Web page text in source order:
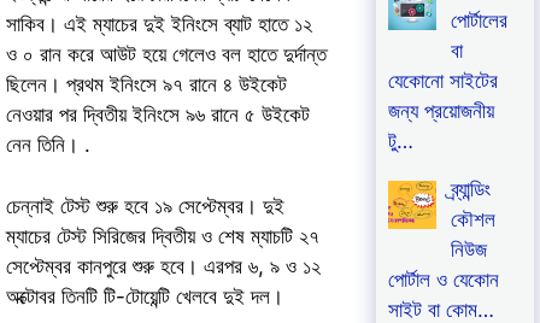
সাকিব। এই ম্যাচের দুই ইনিংসে ব্যাট হাতে ১২
ও ০ রান করে আউট হয়ে গেলেও বল হাতে দুর্দান্ত
ছিলেন। প্রথম ইনিংসে ৯৭ রানে ৪ উইকেট
নেওয়ার পর দ্বিতীয় ইনিংসে ৯৬ রানে ৫ উইকেট
নেন তিনি। .
চেন্নাই টেস্ট শুরু হবে ১৯ সেপ্টেম্বর। দুই
ম্যাচের টেস্ট সিরিজের দ্বিতীয় ও শেষ ম্যাচটি ২৭
সেপ্টেম্বর কানপুরে শুরু হবে। এরপর ৬, ৯ ও ১২
অক্টোবর তিনটি টি-টোয়েন্টি খেলবে দুই দল।
পোর্টালের
বা
যেকোনো সাইটের
জন্য প্রয়োজনীয়
টু…
ব্র্যান্ডিং
কৌশল
নিউজ
পোর্টাল ও যেকোন
সাইট বা কোম…